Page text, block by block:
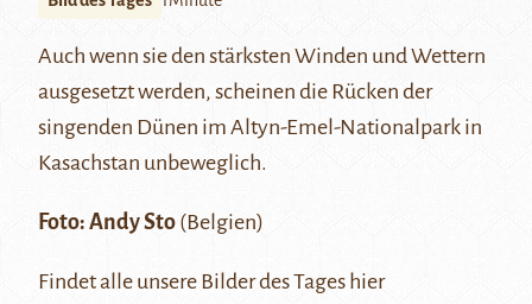
Auch wenn sie den stärksten Winden und Wettern
ausgesetzt werden, scheinen die Rücken der
singenden Dünen im Altyn-Emel-Nationalpark in
Kasachstan unbeweglich.
Foto: Andy Sto (Belgien)
Findet alle unsere Bilder des Tages hier